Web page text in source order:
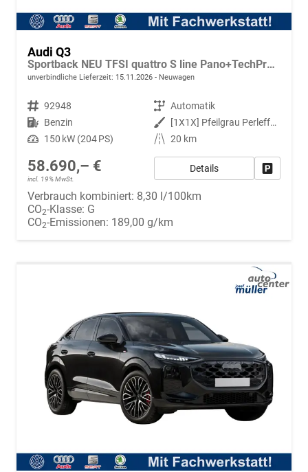
Audi Q3
Sportback NEU TFSI quattro S line Pano+TechPro+Matrix+AHK+HUD+Alu20+KlimaPlus+DCC+SONOS
unverbindliche Lieferzeit: 15.11.2026 Neuwagen
Fahrzeugnr. 92948 Getriebe Automatik
Kraftstoff Benzin Außenfarbe
[1X1X] Pfeilgrau Perleffekt
Leistung 150 kW (204 PS) Kilometerstand 20 km
58.690,– €
incl. 19% MwSt.
Details
Verbrauch kombiniert: 8,30 l/100km
CO2-Klasse: G
CO2-Emissionen: 189,00 g/km